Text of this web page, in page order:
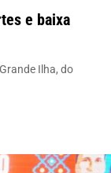
e baixa
Ilha, do